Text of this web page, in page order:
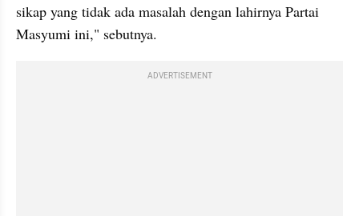
Masyumi ini," sebutnya.
ADVERTISEMENT